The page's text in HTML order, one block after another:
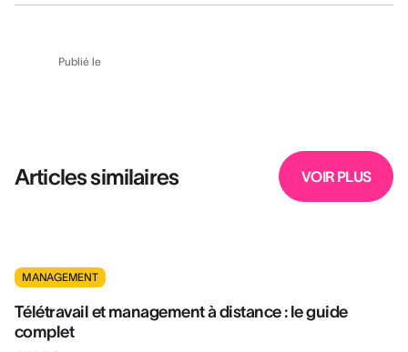
Publié le
Articles similaires VOIR PLUS
MANAGEMENT
Télétravail et management à distance : le guide
complet